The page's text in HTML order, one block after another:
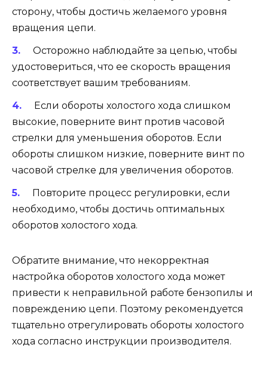
сторону, чтобы достичь желаемого уровня
вращения цепи.
Осторожно наблюдайте за цепью, чтобы
удостовериться, что ее скорость вращения
соответствует вашим требованиям.
Если обороты холостого хода слишком
высокие, поверните винт против часовой
стрелки для уменьшения оборотов. Если
обороты слишком низкие, поверните винт по
часовой стрелке для увеличения оборотов.
Повторите процесс регулировки, если
необходимо, чтобы достичь оптимальных
оборотов холостого хода.
Обратите внимание, что некорректная
настройка оборотов холостого хода может
привести к неправильной работе бензопилы и
повреждению цепи. Поэтому рекомендуется
тщательно отрегулировать обороты холостого
хода согласно инструкции производителя.